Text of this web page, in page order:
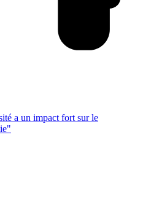
a un impact fort sur le